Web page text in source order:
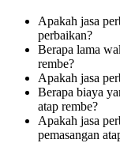
Apakah jasa
perbaikan?
Berapa lama
rembe?
Apakah jasa
Berapa biaya
atap rembe?
Apakah jasa
pemasangan